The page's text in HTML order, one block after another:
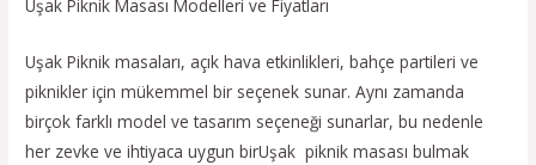
Uşak Piknik Masası Modelleri ve Fiyatları
Uşak Piknik masaları, açık hava etkinlikleri, bahçe partileri ve
piknikler için mükemmel bir seçenek sunar. Aynı zamanda
birçok farklı model ve tasarım seçeneği sunarlar, bu nedenle
her zevke ve ihtiyaca uygun birUşak piknik masası bulmak